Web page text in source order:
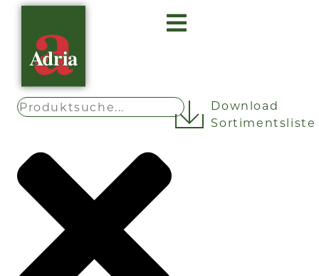
Download
Sortimentsliste